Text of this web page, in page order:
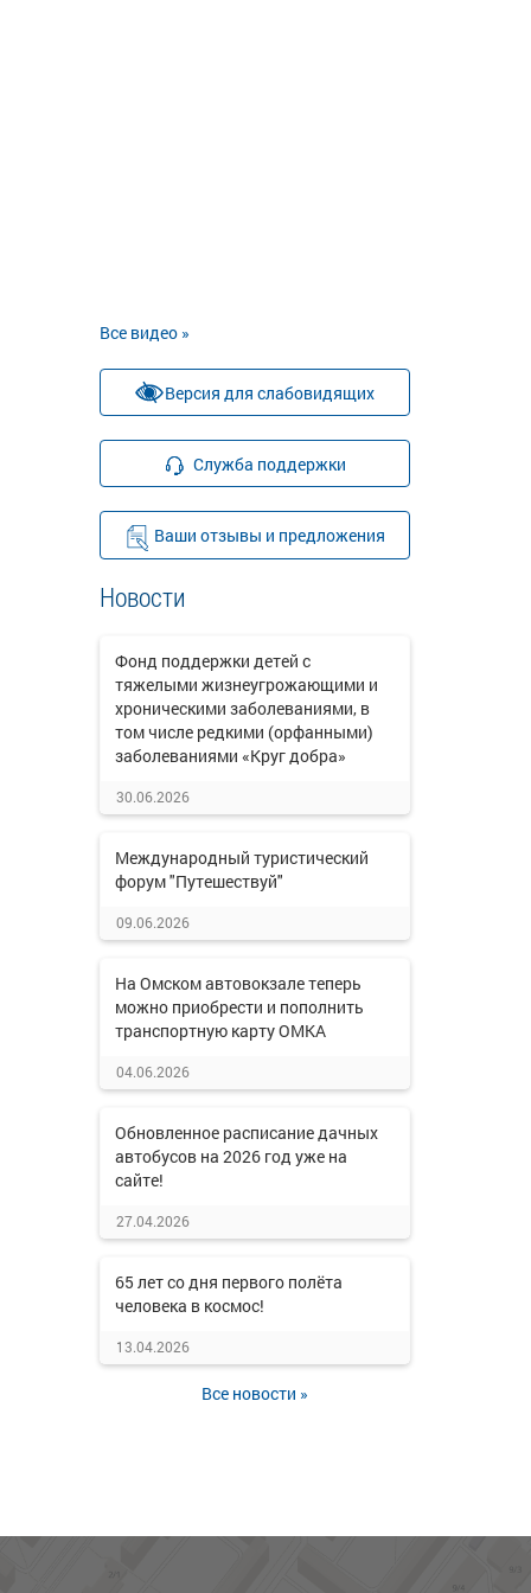
Все видео »
Версия для слабовидящих
Служба поддержки
Ваши отзывы и предложения
Новости
Фонд поддержки детей с
тяжелыми жизнеугрожающими и
хроническими заболеваниями, в
том числе редкими (орфанными)
заболеваниями «Круг добра»
30.06.2026
Международный туристический
форум "Путешествуй"
09.06.2026
На Омском автовокзале теперь
можно приобрести и пополнить
транспортную карту ОМКА
04.06.2026
Обновленное расписание дачных
автобусов на 2026 год уже на
сайте!
27.04.2026
65 лет со дня первого полёта
человека в космос!
13.04.2026
Все новости »